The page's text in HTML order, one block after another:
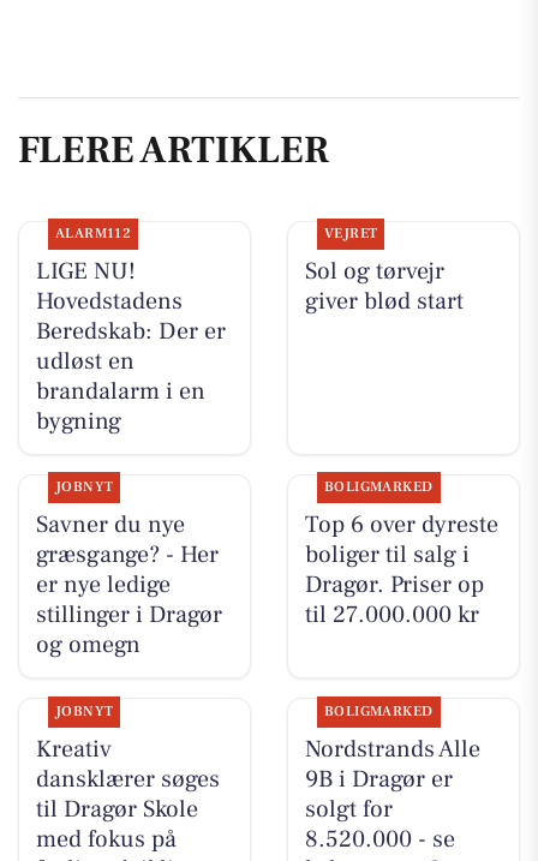
FLERE ARTIKLER
ALARM112
LIGE NU!
Hovedstadens
Beredskab: Der er
udløst en
brandalarm i en
bygning
VEJRET
Sol og tørvejr
giver blød start
JOBNYT
Savner du nye
græsgange? - Her
er nye ledige
stillinger i Dragør
og omegn
BOLIGMARKED
Top 6 over dyreste
boliger til salg i
Dragør. Priser op
til 27.000.000 kr
JOBNYT
Kreativ
dansklærer søges
til Dragør Skole
med fokus på
BOLIGMARKED
Nordstrands Alle
9B i Dragør er
solgt for
8.520.000 - se